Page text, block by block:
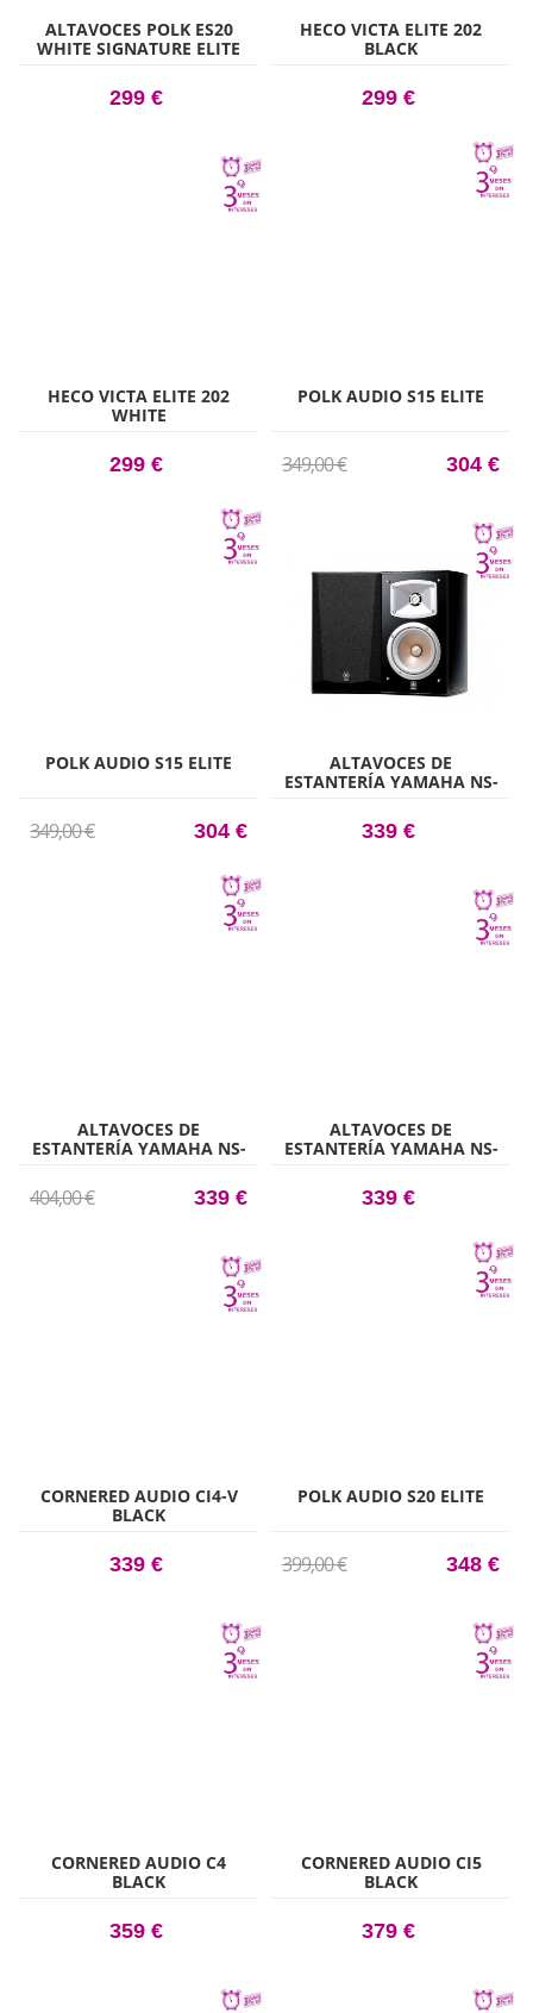
ALTAVOCES POLK ES20
WHITE SIGNATURE ELITE
DE ESTANTE
299 €
HECO VICTA ELITE 202
BLACK
299 €
HECO VICTA ELITE 202
WHITE
299 €
POLK AUDIO S15 ELITE
349,00 € 304 €
POLK AUDIO S15 ELITE
349,00 € 304 €
ALTAVOCES DE
ESTANTERÍA YAMAHA NS-
339 €
ALTAVOCES DE
ESTANTERÍA YAMAHA NS-
404,00 € 339 €
ALTAVOCES DE
ESTANTERÍA YAMAHA NS-
(PAREJA)
339 €
CORNERED AUDIO CI4-V
BLACK
339 €
POLK AUDIO S20 ELITE
399,00 € 348 €
CORNERED AUDIO C4
BLACK
359 €
CORNERED AUDIO CI5
BLACK
379 €